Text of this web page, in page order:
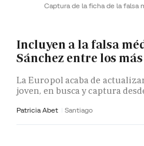
Captura de la ficha de la falsa
Incluyen a la falsa
Sánchez entre los
La Europol acaba de
joven, en busca y captura
Patricia Abet Santiago